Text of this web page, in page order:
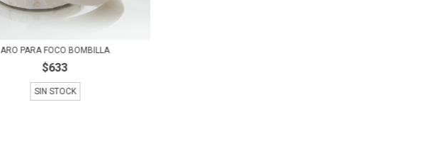
ARO PARA FOCO BOMBILLA
$633
SIN STOCK